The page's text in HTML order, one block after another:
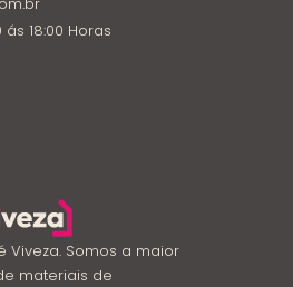
ás 18:00 Horas
Viveza. Somos a maior
materiais de